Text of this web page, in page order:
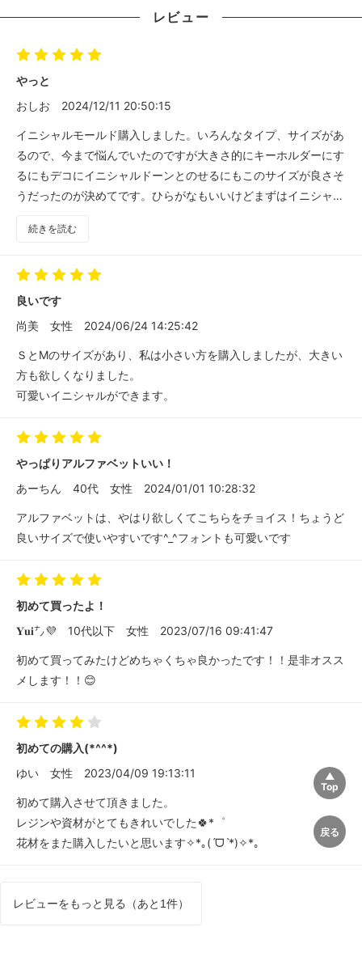
レビュー
やっと
おしお
2024/12/11 20:50:15
イニシャルモールド購入しました。いろんなタイプ、サイズがあ
るので、今まで悩んでいたのですが大きさ的にキーホルダーにす
るにもデコにイニシャルドーンとのせるにもこのサイズが良さそ
うだったのが決めてです。ひらがなもいいけどまずはイニシャル
です
続きを読む
良いです
尚美
女性 2024/06/24 14:25:42
ＳとMのサイズがあり、私は小さい方を購入しましたが、大きい
方も欲しくなりました。
可愛いイニシャルができます。
やっぱりアルファベットいい！
あーちん
40代 女性 2024/01/01 10:28:32
アルファベットは、やはり欲しくてこちらをチョイス！ちょうど
良いサイズで使いやすいです^_^フォントも可愛いです
初めて買ったよ！
𝐘𝐮𝐢㌨💜
10代以下 女性 2023/07/16 09:41:47
初めて買ってみたけどめちゃくちゃ良かったです！！是非オスス
メします！！😊
初めての購入(*^^*)
ゆい
女性 2023/04/09 19:13:11
初めて購入させて頂きました。
レジンや資材がとてもきれいでした🍀*゜
花材をまた購入したいと思います✧*｡(ˊᗜˋ*)✧*｡
レビューをもっと見る（あと1件）